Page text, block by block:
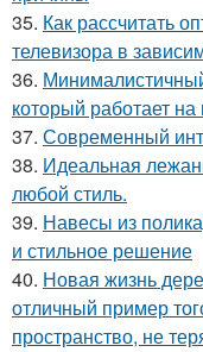
35. Как рассчитать
телевизора в
36.
который работает на
37. Современный
38. Идеальная
любой стиль.
39. Навесы из
и стильное решение
40. Новая жизнь
отличный пример
пространство, не